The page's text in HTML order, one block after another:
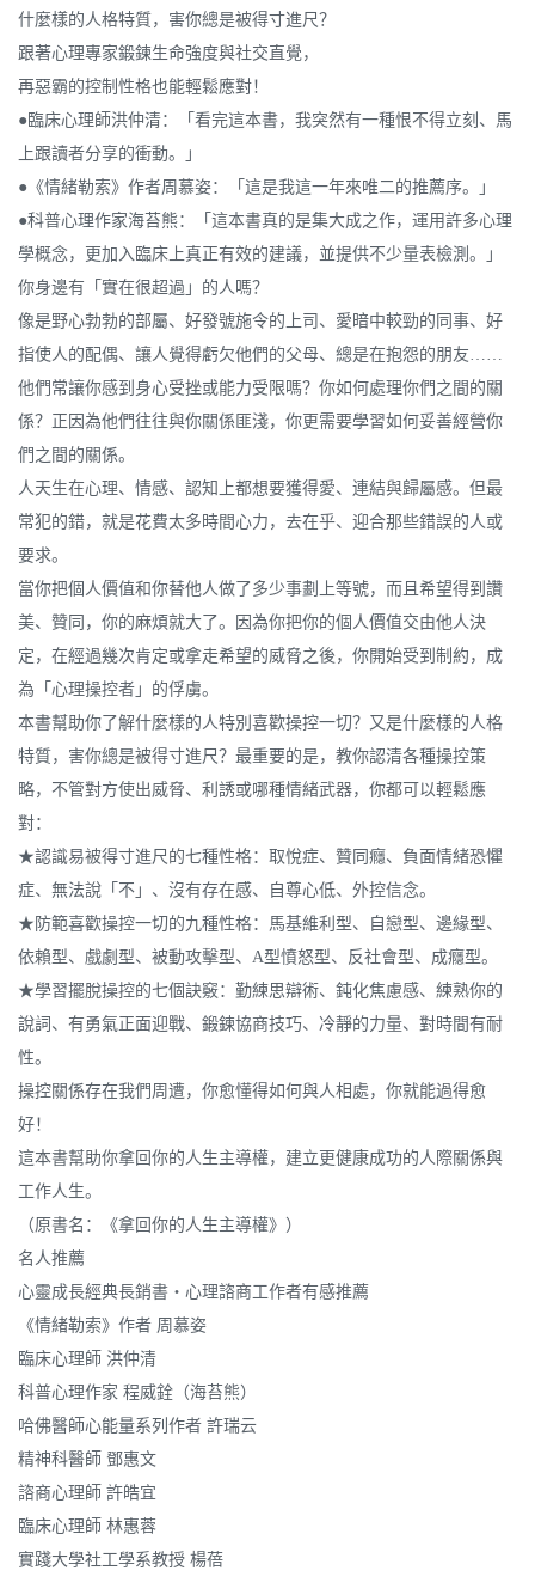
什麼樣的人格特質，害你總是被得寸進尺？
跟著心理專家鍛鍊生命強度與社交直覺，
再惡霸的控制性格也能輕鬆應對！
●臨床心理師洪仲清：「看完這本書，我突然有一種恨不得立刻、馬
上跟讀者分享的衝動。」
●《情緒勒索》作者周慕姿：「這是我這一年來唯二的推薦序。」
●科普心理作家海苔熊：「這本書真的是集大成之作，運用許多心理
學概念，更加入臨床上真正有效的建議，並提供不少量表檢測。」
你身邊有「實在很超過」的人嗎？
像是野心勃勃的部屬、好發號施令的上司、愛暗中較勁的同事、好
指使人的配偶、讓人覺得虧欠他們的父母、總是在抱怨的朋友……
他們常讓你感到身心受挫或能力受限嗎？你如何處理你們之間的關
係？正因為他們往往與你關係匪淺，你更需要學習如何妥善經營你
們之間的關係。
人天生在心理、情感、認知上都想要獲得愛、連結與歸屬感。但最
常犯的錯，就是花費太多時間心力，去在乎、迎合那些錯誤的人或
要求。
當你把個人價值和你替他人做了多少事劃上等號，而且希望得到讚
美、贊同，你的麻煩就大了。因為你把你的個人價值交由他人決
定，在經過幾次肯定或拿走希望的威脅之後，你開始受到制約，成
為「心理操控者」的俘虜。
本書幫助你了解什麼樣的人特別喜歡操控一切？又是什麼樣的人格
特質，害你總是被得寸進尺？最重要的是，教你認清各種操控策
略，不管對方使出威脅、利誘或哪種情緒武器，你都可以輕鬆應
對：
★認識易被得寸進尺的七種性格：取悅症、贊同癮、負面情緒恐懼
症、無法說「不」、沒有存在感、自尊心低、外控信念。
★防範喜歡操控一切的九種性格：馬基維利型、自戀型、邊緣型、
依賴型、戲劇型、被動攻擊型、A型憤怒型、反社會型、成癮型。
★學習擺脫操控的七個訣竅：勤練思辯術、鈍化焦慮感、練熟你的
說詞、有勇氣正面迎戰、鍛鍊協商技巧、冷靜的力量、對時間有耐
性。
操控關係存在我們周遭，你愈懂得如何與人相處，你就能過得愈
好！
這本書幫助你拿回你的人生主導權，建立更健康成功的人際關係與
工作人生。
（原書名：《拿回你的人生主導權》）
名人推薦
心靈成長經典長銷書‧心理諮商工作者有感推薦
《情緒勒索》作者 周慕姿
臨床心理師 洪仲清
科普心理作家 程威銓（海苔熊）
哈佛醫師心能量系列作者 許瑞云
精神科醫師 鄧惠文
諮商心理師 許皓宜
臨床心理師 林惠蓉
實踐大學社工學系教授 楊蓓